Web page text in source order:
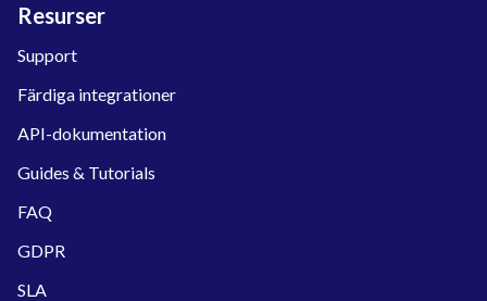
Resurser
Support
Färdiga integrationer
API-dokumentation
Guides & Tutorials
FAQ
GDPR
SLA